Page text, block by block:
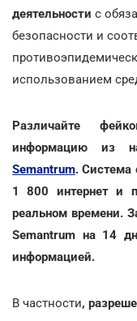
деятельности с
безопасности и
использованием
Различайте
информацию из
Semantrum. Система
1 800 интернет и
реальном времени.
Semantrum на 14
информацией.
В частности,